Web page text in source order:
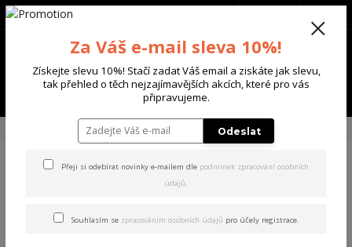
Menu
+420 702 136 620
DALŠÍ ZNAČKY DENIX Replika samopal Fusil STG 1943
Replika samopal Fusil STG
1943
Za Váš e-mail sleva 10%!
Získejte slevu 10%! Stačí zadat Váš email a ziskáte jak slevu,
tak přehled o těch nejzajímavějších akcích, které pro vás
připravujeme.
Odeslat
Přeji si odebírat novinky e-mailem dle podmínek zpracování osobních
údajů.
Souhlasím se zpracováním osobních údajů pro účely registrace.